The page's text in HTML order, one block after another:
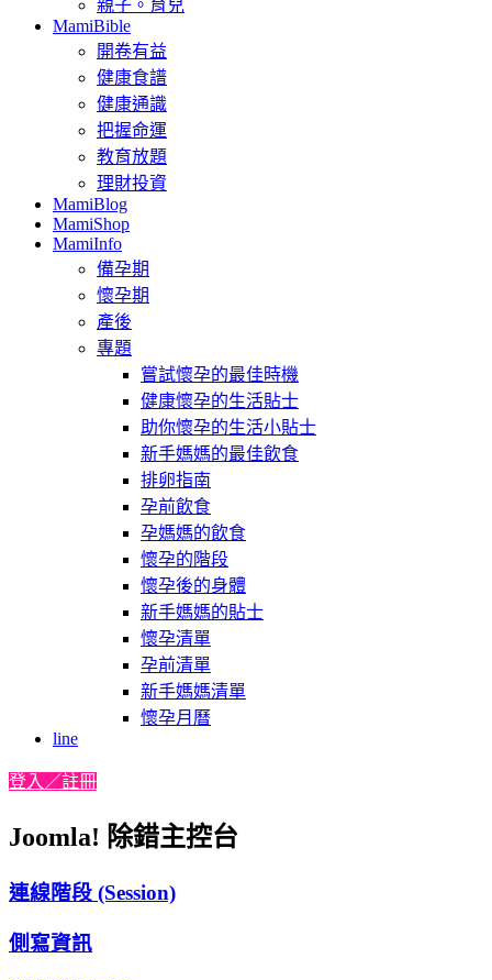
親子。育兒
MamiBible
開卷有益
健康食譜
健康通識
把握命運
教育放題
理財投資
MamiBlog
MamiShop
MamiInfo
備孕期
懷孕期
產後
專題
嘗試懷孕的最佳時機
健康懷孕的生活貼士
助你懷孕的生活小貼士
新手媽媽的最佳飲食
排卵指南
孕前飲食
孕媽媽的飲食
懷孕的階段
懷孕後的身體
新手媽媽的貼士
懷孕清單
孕前清單
新手媽媽清單
懷孕月曆
line
登入／註冊
Joomla! 除錯主控台
連線階段 (Session)
側寫資訊